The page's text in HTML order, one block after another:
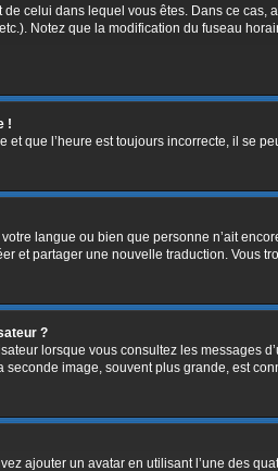
celui dans lequel vous êtes. Dans ce cas,
Notez que la modification du fuseau
!
que l’heure est toujours incorrecte, il se
langue ou bien que personne n’ait
et partager une nouvelle traduction. Vous
?
lorsque vous consultez les messages
image, souvent plus grande, est
ajouter un avatar en utilisant l’une des